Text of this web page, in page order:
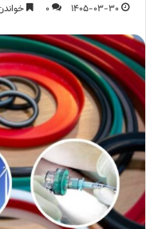
1405-03-30
0 خواندن این